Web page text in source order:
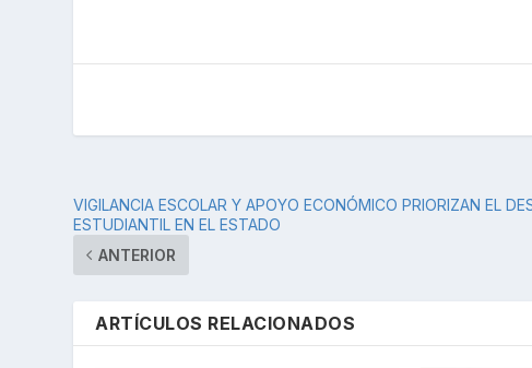
VIGILANCIA ESCOLAR Y APOYO ECONÓMICO PRIORIZAN EL
ESTUDIANTIL EN EL ESTADO
ANTERIOR
ARTÍCULOS RELACIONADOS